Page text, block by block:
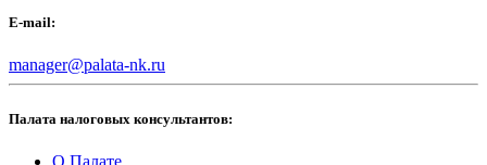
E-mail:
manager@palata-nk.ru
Палата налоговых консультантов:
О Палате